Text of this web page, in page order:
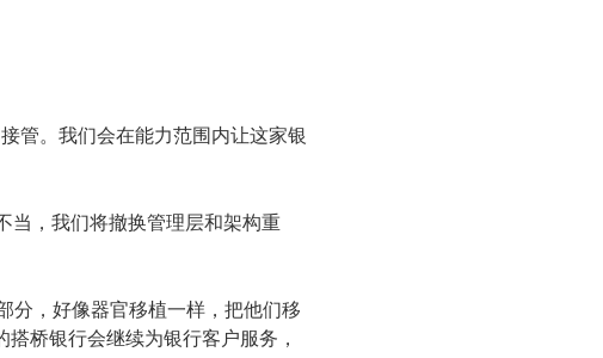
管。我们会在能力范围内让这家银
当，我们将撤换管理层和架构重
，好像器官移植一样，把他们移
桥银行会继续为银行客户服务，